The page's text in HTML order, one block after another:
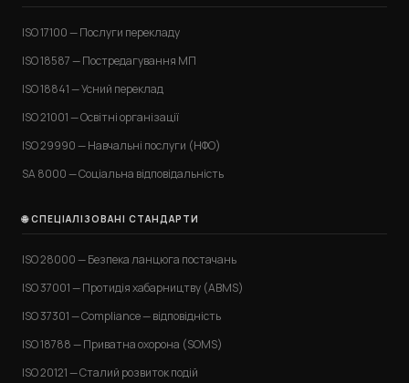
ISO 17100 — Послуги перекладу
ISO 18587 — Постредагування МП
ISO 18841 — Усний переклад
ISO 21001 — Освітні організації
ISO 29990 — Навчальні послуги (НФО)
SA 8000 — Соціальна відповідальність
🌐 СПЕЦІАЛІЗОВАНІ СТАНДАРТИ
ISO 28000 — Безпека ланцюга постачань
ISO 37001 — Протидія хабарництву (ABMS)
ISO 37301 — Compliance — відповідність
ISO 18788 — Приватна охорона (SOMS)
ISO 20121 — Сталий розвиток подій